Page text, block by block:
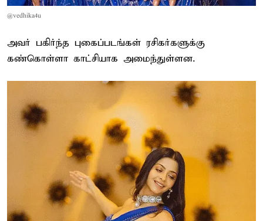
@vedhika4u
அவர் பகிர்ந்த புகைப்படங்கள் ரசிகர்களுக்கு
கண்கொள்ளா காட்சியாக அமைந்துள்ளன.